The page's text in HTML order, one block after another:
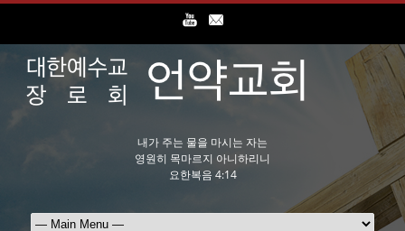
내가 주는 물을 마시는 자는
영원히 목마르지 아니하리니
요한복음 4:14